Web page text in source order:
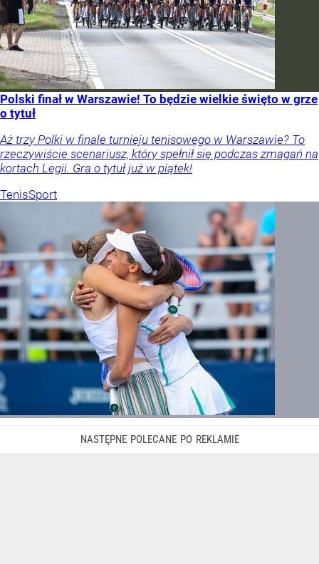
Polski finał w Warszawie! To będzie wielkie święto w grze
o tytuł
Aż trzy Polki w finale turnieju tenisowego w Warszawie? To
rzeczywiście scenariusz, który spełnił się podczas zmagań na
kortach Legii. Gra o tytuł już w piątek!
TenisSport